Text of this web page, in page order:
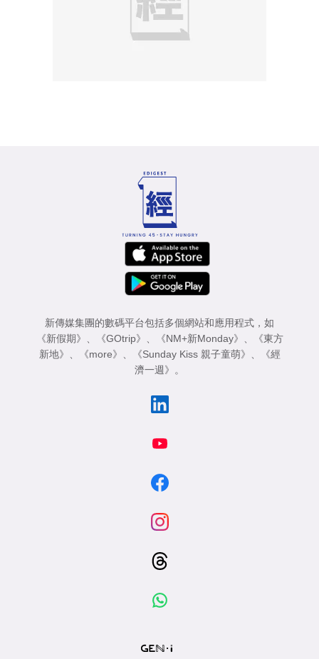
新傳媒集團的數碼平台包括多個網站和應用程式，如
《新假期》
《GOtrip》 《NM+新Monday》
《東方
新地》
《more》 《Sunday Kiss 親子童萌》
《經
濟一週》
。